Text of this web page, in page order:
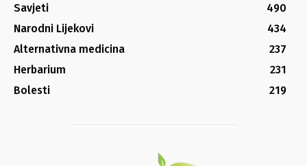
Savjeti
490
Narodni Lijekovi
434
Alternativna medicina
237
Herbarium
231
Bolesti
219